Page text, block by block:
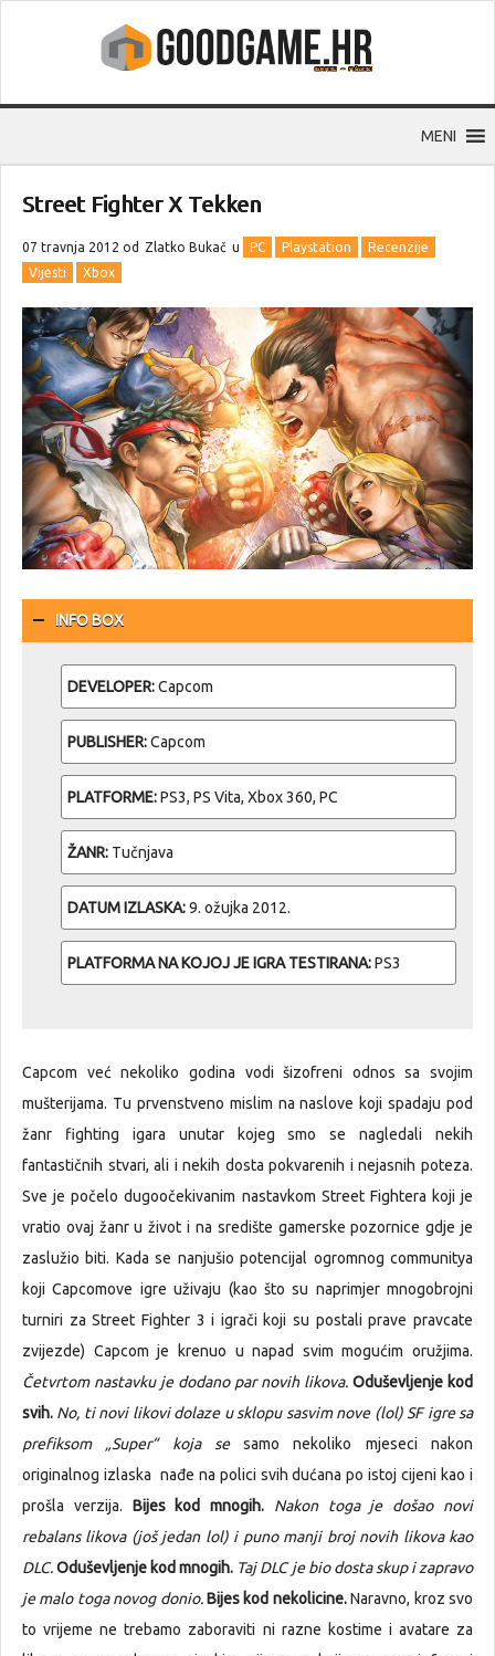
MENI
Street Fighter X Tekken
07 travnja 2012 od Zlatko Bukač u PC Playstation
Recenzije
Vijesti
Xbox
INFO BOX
DEVELOPER:Capcom
PUBLISHER:Capcom
PLATFORME:PS3, PS Vita, Xbox 360, PC
ŽANR: Tučnjava
DATUM IZLASKA:9. ožujka 2012.
PLATFORMA NA KOJOJ JE IGRA TESTIRANA:PS3
Capcom već nekoliko godina vodi šizofreni odnos sa svojim
mušterijama. Tu prvenstveno mislim na naslove koji spadaju pod
žanr fighting igara unutar kojeg smo se nagledali nekih
fantastičnih stvari, ali i nekih dosta pokvarenih i nejasnih poteza.
Sve je počelo dugoočekivanim nastavkom Street Fightera koji je
vratio ovaj žanr u život i na središte gamerske pozornice gdje je
zaslužio biti. Kada se nanjušio potencijal ogromnog communitya
koji Capcomove igre uživaju (kao što su naprimjer mnogobrojni
turniri za Street Fighter 3 i igrači koji su postali prave pravcate
zvijezde) Capcom je krenuo u napad svim mogućim oružjima.
Četvrtom nastavku je dodano par novih likova. Oduševljenje kod
svih. No, ti novi likovi dolaze u sklopu sasvim nove (lol) SF igre sa
prefiksom „Super“ koja sesamo nekoliko mjeseci nakon
originalnog izlaska nađe na polici svih dućana po istoj cijeni kao i
prošla verzija. Bijes kod mnogih.
Nakon toga je došao novi
rebalans likova (još jedan lol) i puno manji broj novih likova kao
DLC.Oduševljenje kod mnogih. Taj DLC je bio dosta skup i zapravo
je malo toga novog donio. Bijes kod nekolicine.Naravno, kroz svo
to vrijeme ne trebamo zaboraviti ni razne kostime i avatare za